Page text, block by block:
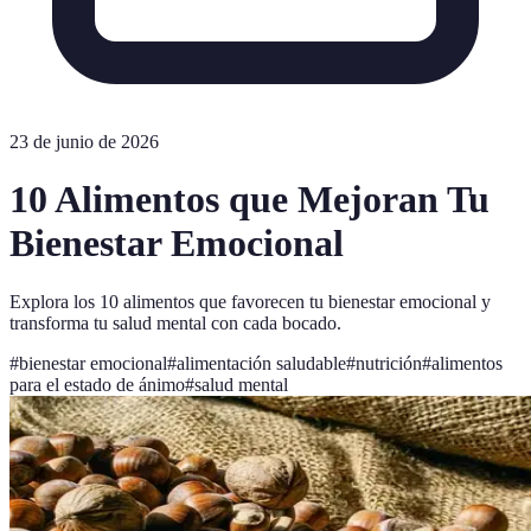
23 de junio de 2026
10 Alimentos que Mejoran Tu
Bienestar Emocional
Explora los 10 alimentos que favorecen tu bienestar emocional y
transforma tu salud mental con cada bocado.
#bienestar emocional#alimentación saludable#nutrición#alimentos
para el estado de ánimo#salud mental